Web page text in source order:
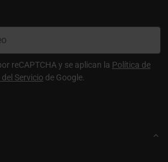
reCAPTCHA y se aplican la Política de
Servicio de Google.